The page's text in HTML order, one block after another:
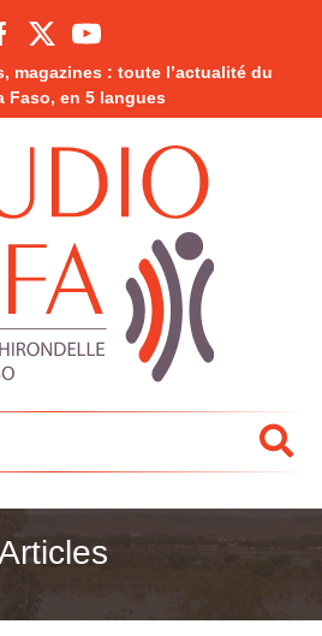
magazines : toute l’actualité du
Faso, en 5 langues